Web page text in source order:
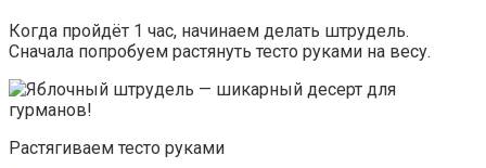
Когда пройдёт 1 час, начинаем делать штрудель.
Сначала попробуем растянуть тесто руками на весу.
Растягиваем тесто руками